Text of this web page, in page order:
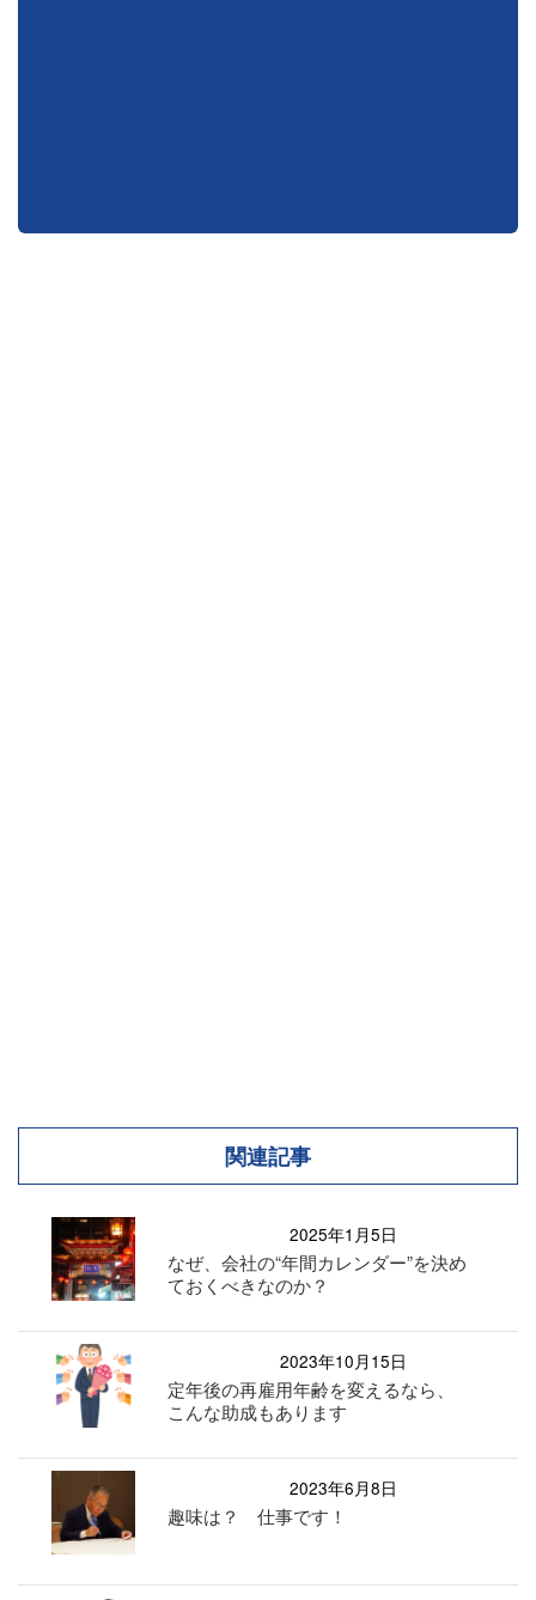
関連記事
2025年1月5日
なぜ、会社の“年間カレンダー”を決め
ておくべきなのか？
2023年10月15日
定年後の再雇用年齢を変えるなら、
こんな助成もあります
2023年6月8日
趣味は？ 仕事です！